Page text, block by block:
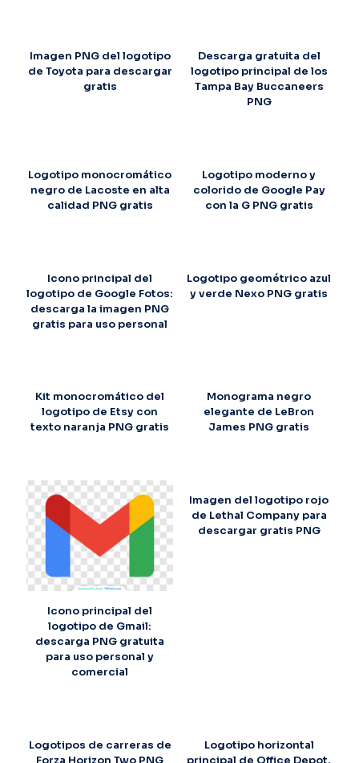
Imagen PNG del logotipo
de Toyota para descargar
gratis
Descarga gratuita del
logotipo principal de los
Tampa Bay Buccaneers
PNG
Logotipo monocromático
negro de Lacoste en alta
calidad PNG gratis
Logotipo moderno y
colorido de Google Pay
con la G PNG gratis
Icono principal del
logotipo de Google Fotos:
descarga la imagen PNG
gratis para uso personal
Logotipo geométrico azul
y verde Nexo PNG gratis
Kit monocromático del
logotipo de Etsy con
texto naranja PNG gratis
Monograma negro
elegante de LeBron
James PNG gratis
Icono principal del
logotipo de Gmail:
descarga PNG gratuita
para uso personal y
comercial
Imagen del logotipo rojo
de Lethal Company para
descargar gratis PNG
Logotipos de carreras de
Forza Horizon Two PNG
Logotipo horizontal
principal de Office Depot,